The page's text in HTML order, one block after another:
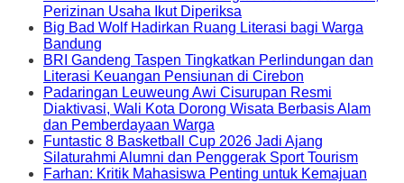
Perizinan Usaha Ikut Diperiksa
Big Bad Wolf Hadirkan Ruang Literasi bagi Warga
Bandung
BRI Gandeng Taspen Tingkatkan Perlindungan dan
Literasi Keuangan Pensiunan di Cirebon
Padaringan Leuweung Awi Cisurupan Resmi
Diaktivasi, Wali Kota Dorong Wisata Berbasis Alam
dan Pemberdayaan Warga
Funtastic 8 Basketball Cup 2026 Jadi Ajang
Silaturahmi Alumni dan Penggerak Sport Tourism
Farhan: Kritik Mahasiswa Penting untuk Kemajuan